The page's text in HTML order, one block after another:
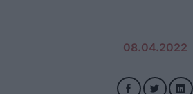
08.04.2022